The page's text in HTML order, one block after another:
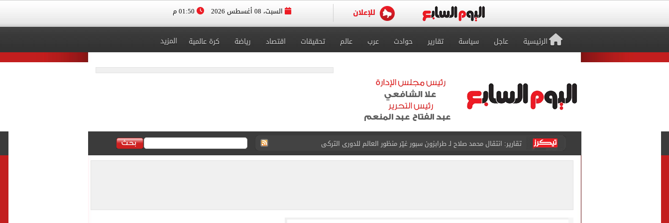
السبت، 08 أغسطس 2026
الرئيسية عاجل سياسة تقارير حوادث عرب عالم تحقيقات اقتصاد رياضة كرة عالمية المزيد
كشف أثرى جديد بالدقهلية يوثق آلاف السنين من الاستيطان البشري
تحويلات مرورية لاستكمال تنفيذ أعمال بمحور محمد حسين هيكل بالقاهرة
إمام عاشور يمدد تعاقده مع الأهلي لـ2030 مقابل 25 مليونا سنويا وعقد إعلاني